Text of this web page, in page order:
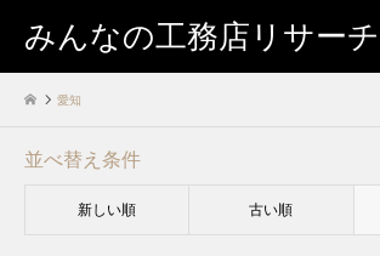
みんなの工務店リサーチ
愛知
並べ替え条件
新しい順 古い順